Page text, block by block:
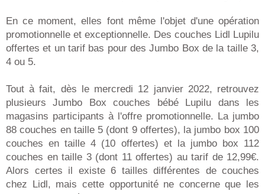
En ce moment, elles font même l'objet d'une opération
promotionnelle et exceptionnelle. Des couches Lidl Lupilu
offertes et un tarif bas pour des Jumbo Box de la taille 3,
4 ou 5.
Tout à fait, dès le mercredi 12 janvier 2022, retrouvez
plusieurs Jumbo Box couches bébé Lupilu dans les
magasins participants à l'offre promotionnelle. La jumbo
88 couches en taille 5 (dont 9 offertes), la jumbo box 100
couches en taille 4 (10 offertes) et la jumbo box 112
couches en taille 3 (dont 11 offertes) au tarif de 12,99€.
Alors certes il existe 6 tailles différentes de couches
chez Lidl, mais cette opportunité ne concerne que les